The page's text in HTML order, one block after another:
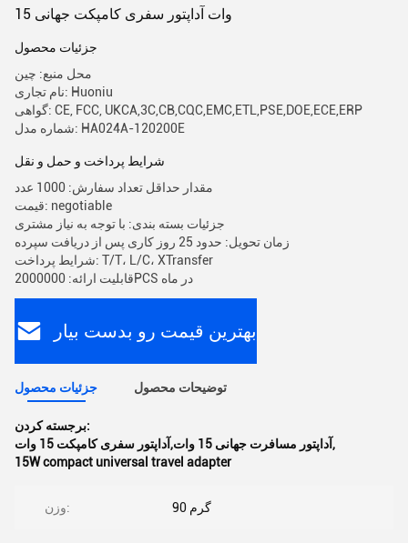
15 وات آداپتور سفری کامپکت جهانی
جزئیات محصول
محل منبع: چین
نام تجاری: Huoniu
گواهی: CE, FCC, UKCA,3C,CB,CQC,EMC,ETL,PSE,DOE,ECE,ERP
شماره مدل: HA024A-120200E
شرایط پرداخت و حمل و نقل
مقدار حداقل تعداد سفارش: 1000 عدد
قیمت: negotiable
جزئیات بسته بندی: با توجه به نیاز مشتری
زمان تحویل: حدود 25 روز کاری پس از دریافت سپرده
شرایط پرداخت: T/T، L/C، XTransfer
قابلیت ارائه: 2000000PCS در ماه
بهترین قیمت رو بدست بیار
جزئیات محصول توضیحات محصول
برجسته کردن:
آداپتور مسافرت جهانی 15 وات,آداپتور سفری کامپکت 15 وات ,
15W compact universal travel adapter
وزن: 90 گرم